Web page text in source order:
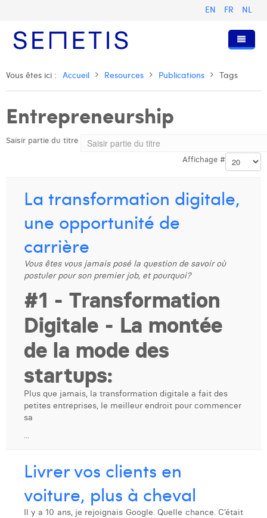
EN FR NL
Accueil
Services
Publicité Digitale
Digital Business Intelligence
Formations
Qui sommes-nous ?
Notre histoire
Anouk Allegaert
Camille Servais
Charlie Deschamps
Diane Tremouroux
Edouard Polet
Elio Civalleri
Eliott Pousset
Floriane Defacqz
Jonas Geiregat
Justine Cremer
Nos valeurs
Certifications
Ressources
Présentations et Cas
Rejoignez-nous
Digital Business Consultant NL
Digital Business Analyst
Digital Business Intern
Vous êtes ici : Accueil Resources Publications Tags
Entrepreneurship
Saisir partie du titre
Affichage #
La transformation digitale,
une opportunité de
carrière
Vous êtes vous jamais posé la question de savoir où
postuler pour son premier job, et pourquoi?
#1 - Transformation
Digitale - La montée
de la mode des
startups:
Plus que jamais, la transformation digitale a fait des
petites entreprises, le meilleur endroit pour commencer
sa
...
Livrer vos clients en
voiture, plus à cheval
Il y a 10 ans, je rejoignais Google. Quelle chance. C’était